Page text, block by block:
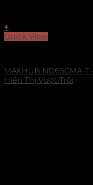
+
Quick View
MAXHUB ND65CMA-
Hiển Thị Vượt Trội